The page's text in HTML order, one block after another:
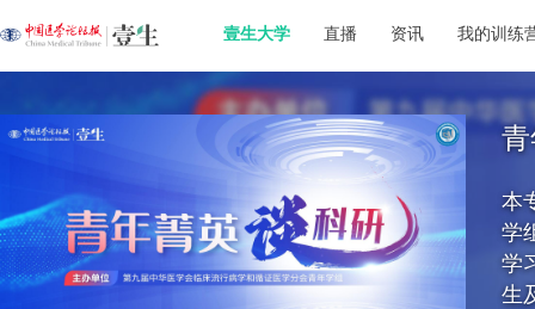
壹生大学 直播 资讯 我的训练
本
学
学
生